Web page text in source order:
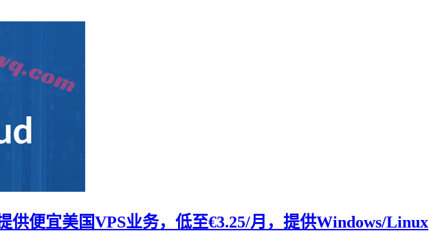
供便宜美国VPS业务，低至€3.25/月，提供Windows/Linux